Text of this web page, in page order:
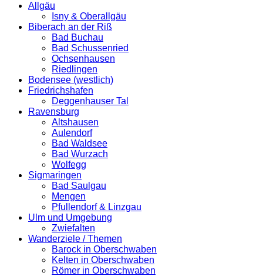
Allgäu
Isny & Oberallgäu
Biberach an der Riß
Bad Buchau
Bad Schussenried
Ochsenhausen
Riedlingen
Bodensee (westlich)
Friedrichshafen
Deggenhauser Tal
Ravensburg
Altshausen
Aulendorf
Bad Waldsee
Bad Wurzach
Wolfegg
Sigmaringen
Bad Saulgau
Mengen
Pfullendorf & Linzgau
Ulm und Umgebung
Zwiefalten
Wanderziele / Themen
Barock in Oberschwaben
Kelten in Oberschwaben
Römer in Oberschwaben